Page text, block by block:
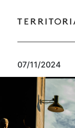
07/11/2024